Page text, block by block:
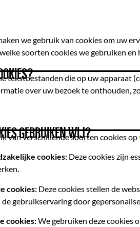
we gebruik van cookies om uw
soorten cookies we gebruiken
tekstbestanden die op uw apparaat
over uw bezoek te onthouden,
GEBRUIKEN WIJ?
van verschillende soorten cookies op
cookies: Deze cookies zijn
cookies: Deze cookies stellen de
gebruikservaring door
cookies:We gebruiken deze cookies